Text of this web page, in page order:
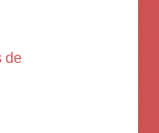
de